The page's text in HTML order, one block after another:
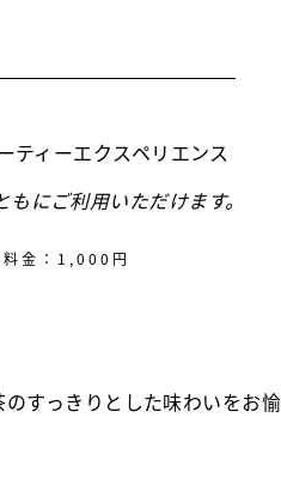
ティーエクスペリエンス
にご利用いただけます。
料金：1,000円
すっきりとした味わいをお